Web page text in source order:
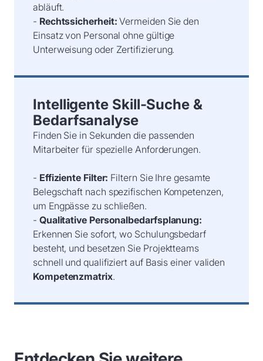
abläuft.
- Rechtssicherheit: Vermeiden Sie den
Einsatz von Personal ohne gültige
Unterweisung oder Zertifizierung.
Intelligente Skill-Suche &
Bedarfsanalyse
Finden Sie in Sekunden die passenden
Mitarbeiter für spezielle Anforderungen.
- Effiziente Filter: Filtern Sie Ihre gesamte
Belegschaft nach spezifischen Kompetenzen,
um Engpässe zu schließen.
- Qualitative Personalbedarfsplanung:
Erkennen Sie sofort, wo Schulungsbedarf
besteht, und besetzen Sie Projektteams
schnell und qualifiziert auf Basis einer validen
Kompetenzmatrix.